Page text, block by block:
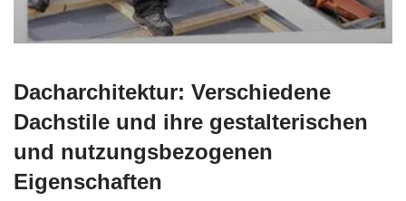
Dacharchitektur: Verschiedene
Dachstile und ihre gestalterischen
und nutzungsbezogenen
Eigenschaften